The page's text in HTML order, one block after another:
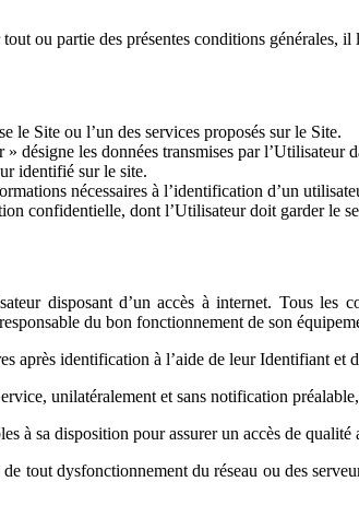
ou partie des présentes conditions générales,
le Site ou l’un des services proposés sur le Site.
désigne les données transmises par l’Utilisateur
identifié sur le site.
nécessaires à l’identification d’un
confidentielle, dont l’Utilisateur doit garder le
disposant d’un accès à internet. Tous
du bon fonctionnement de son
après identification à l’aide de leur Identifiant et
unilatéralement et sans notification
à sa disposition pour assurer un accès de
tout dysfonctionnement du réseau ou des